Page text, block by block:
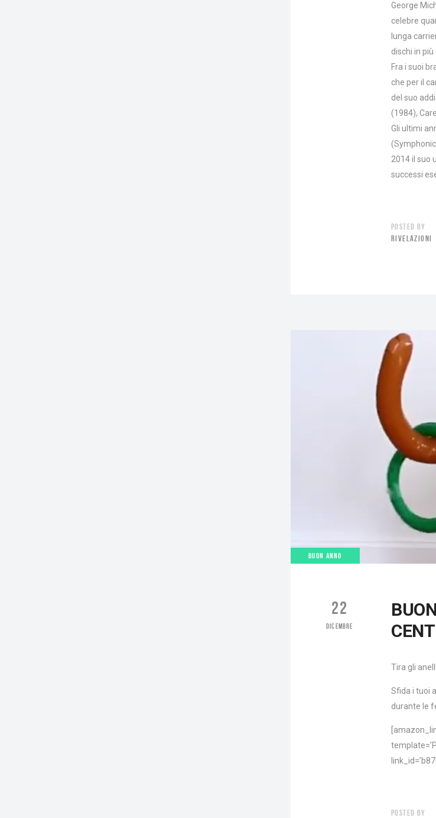
George
celebre
lunga
dischi in
Fra i suoi
che per il
del suo
(1984),
Gli ultimi
2014 il suo
successi
POSTED BY
RIVELAZIONI
BUON ANNO
22
DICEMBRE
Tira gli
Sfida i tuoi
durante le
POSTED BY